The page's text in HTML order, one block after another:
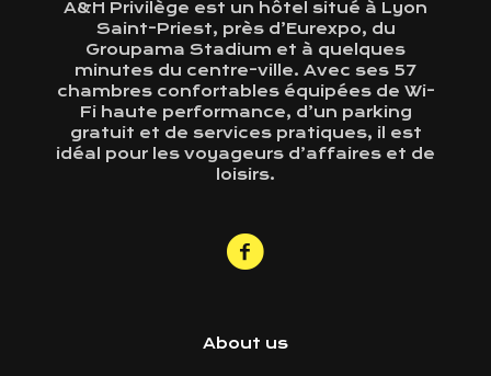
A&H Privilège est un hôtel situé à Lyon
Saint-Priest, près d’Eurexpo, du
Groupama Stadium et à quelques
minutes du centre-ville. Avec ses 57
chambres confortables équipées de Wi-
Fi haute performance, d’un parking
gratuit et de services pratiques, il est
idéal pour les voyageurs d’affaires et de
loisirs.
About us